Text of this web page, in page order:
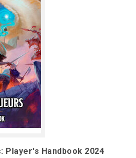
Player's Handbook 2024